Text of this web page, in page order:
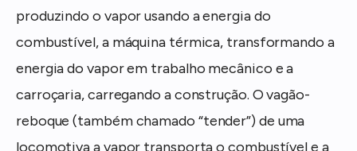
produzindo o vapor usando a energia do
combustível, a máquina térmica, transformando a
energia do vapor em trabalho mecânico e a
carroçaria, carregando a construção. O vagão-
reboque (também chamado “tender”) de uma
locomotiva a vapor transporta o combustível e a